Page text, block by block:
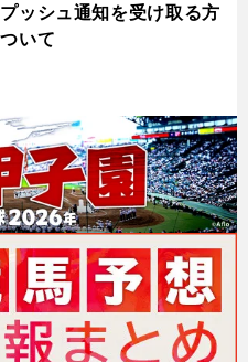
ッシュ通知を受け取る方
いて